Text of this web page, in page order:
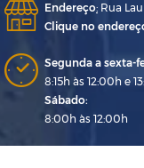
Endereço: Rua
Clique no
Segunda a sexta-
8:15h às 12:00h e
Sábado:
8:00h às 12:00h